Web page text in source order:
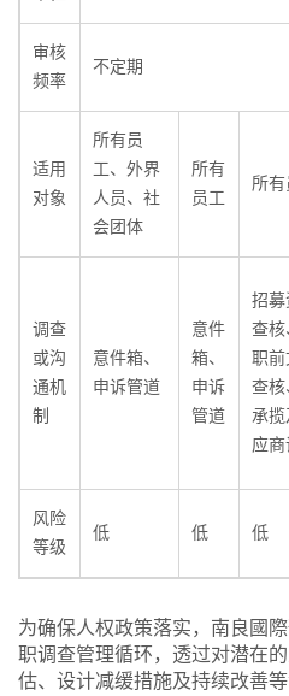
审核
频率
不定期
适用
对象
所有员
工、外界
人员、社
会团体
所有
员工
所有
调查
或沟
通机
制
意件箱、
申诉管道
意件
箱、
申诉
管道
招募
查核
职前
查核
承揽
应商
风险
等级
低 低 低
为确保人权政策落实，南良國
职调查管理循环，透过对潜在
估、设计减缓措施及持续改善